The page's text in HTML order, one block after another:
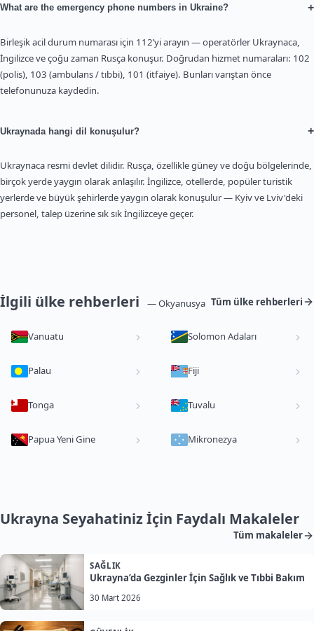
What are the emergency phone numbers in Ukraine? +
Birleşik acil durum numarası için 112’yi arayın — operatörler Ukraynaca,
İngilizce ve çoğu zaman Rusça konuşur. Doğrudan hizmet numaraları: 102
(polis), 103 (ambulans / tıbbi), 101 (itfaiye). Bunları varıştan önce
telefonunuza kaydedin.
Ukraynada hangi dil konuşulur? +
Ukraynaca resmi devlet dilidir. Rusça, özellikle güney ve doğu bölgelerinde,
birçok yerde yaygın olarak anlaşılır. İngilizce, otellerde, popüler turistik
yerlerde ve büyük şehirlerde yaygın olarak konuşulur — Kyiv ve Lviv'deki
personel, talep üzerine sık sık İngilizceye geçer.
İlgili ülke rehberleri — Okyanusya Tüm ülke rehberleri
Vanuatu Solomon Adaları
Palau Fiji
Tonga Tuvalu
Papua Yeni Gine Mikronezya
Ukrayna Seyahatiniz İçin Faydalı Makaleler
Tüm makaleler
SAĞLIK
Ukrayna’da Gezginler İçin Sağlık ve Tıbbi Bakım
30 Mart 2026